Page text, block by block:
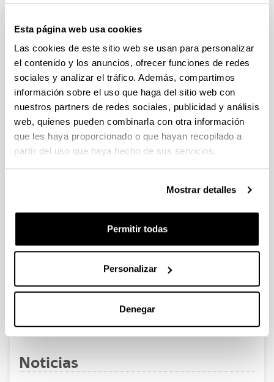
Esta página web usa cookies
Las cookies de este sitio web se usan para personalizar
el contenido y los anuncios, ofrecer funciones de redes
sociales y analizar el tráfico. Además, compartimos
información sobre el uso que haga del sitio web con
nuestros partners de redes sociales, publicidad y análisis
web, quienes pueden combinarla con otra información
que les haya proporcionado o que hayan recopilado a
partir del uso que haya hecho de sus servicios.
Mostrar detalles
Permitir todas
Personalizar
Denegar
Perfeccionamiento de Personal Investigador Doctor,
Gobierno Vasco 2026-2029
Plazo de presentación cerrado: 19/06/2026 - 20/07/2026
El plazo para la obtención del documento de compromiso
finaliza el 15/07/2026 incluido
PROYECTOS DE INVESTIGACIÓN LIDERADOS POR
PERSONAL NOVEL (2026)
Plazo de presentación cerrado: 27/04/2026 - 18/05/2026 23:59
Listado definitivo de solicitudes admitidas y excluidas para
evaluación. (01/06/2026)
CONVOCATORIA DE AYUDAS A GRUPOS DE
UNIVERSITARIOS NUEVOS
Plazo de presentación cerrado: 08/04/2026 - 27/04/2026 23:59
15/06/2026. Publicado el listado definitivo de solicitudes
4
Noticias